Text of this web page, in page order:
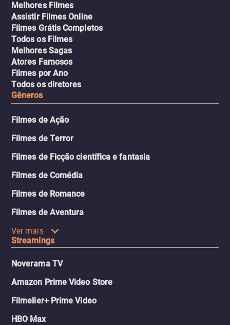
Melhores Filmes
Assistir Filmes Online
Filmes Grátis Completos
Todos os Filmes
Melhores Sagas
Atores Famosos
Filmes por Ano
Todos os diretores
Gêneros
Filmes de Ação
Filmes de Terror
Filmes de Ficção científica e fantasia
Filmes de Comédia
Filmes de Romance
Filmes de Aventura
Ver mais
Streamings
Noverama TV
Amazon Prime Video Store
Filmelier+ Prime Video
HBO Max